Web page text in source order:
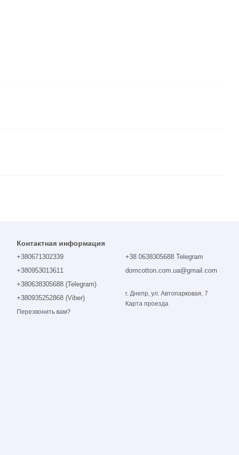
Контактная информация
+380671302339
+380953013611
+380638305688 (Telegram)
+380935252868 (Viber)
Перезвонить вам?
+38 0638305688 Telegram
domcotton.com.ua@gmail.com
г. Днепр, ул. Автопарковая, 7
Карта проезда